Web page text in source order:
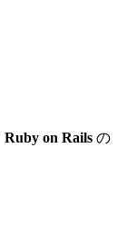
Ruby on Rails の